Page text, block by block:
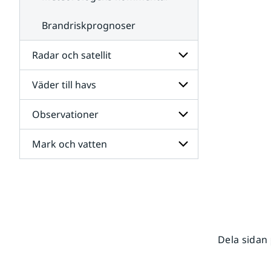
Brandriskprognoser
Radar och satellit
Undersidor
för
Radar
och
satellit
Väder till havs
Undersidor
för
Väder
till
havs
Observationer
Undersidor
för
Mark och vatten
Dela sidan